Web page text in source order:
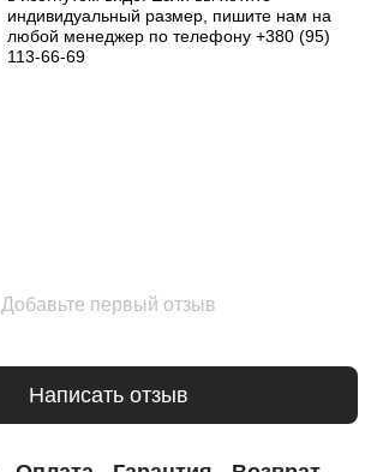
индивидуальный размер, пишите нам на
любой менеджер по телефону +380 (95)
113-66-69
Добавьте первый отзыв
Написать отзыв